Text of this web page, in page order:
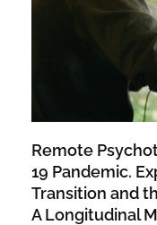
Remote
19 Pandemic.
Transition and
A Longitudinal